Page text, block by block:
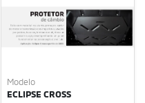
Modelo
ECLIPSE CROSS